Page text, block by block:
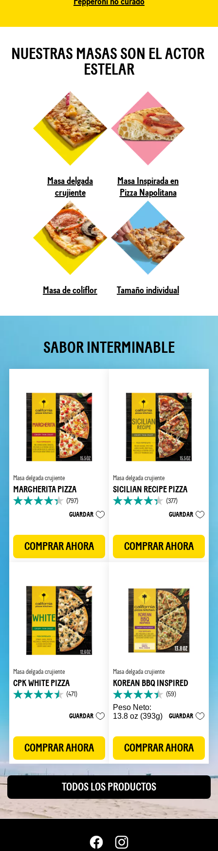
NUESTRAS MASAS SON EL ACTOR
ESTELAR
Masa delgada
crujiente
Masa Inspirada en
Pizza Napolitana
Masa de coliflor Tamaño individual
SABOR INTERMINABLE
Masa delgada crujiente
MARGHERITA PIZZA
(797)
4.3
797
reseñas
GUARDAR
COMPRAR AHORA
Masa delgada crujiente
SICILIAN RECIPE PIZZA
(377)
4.3
377
reseñas
GUARDAR
COMPRAR AHORA
Masa delgada crujiente
CPK WHITE PIZZA
(471)
4.5
reseñas
GUARDAR
COMPRAR AHORA
Masa delgada crujiente
KOREAN BBQ INSPIRED
(59)
4.4
de
5
reseñas
Peso Neto:
13.8 oz (393g)
GUARDAR
COMPRAR AHORA
TODOS LOS PRODUCTOS